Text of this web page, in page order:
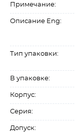
Примечание:
Описание Eng:
Тип упаковки:
В упаковке:
Корпус:
Серия:
Допуск: